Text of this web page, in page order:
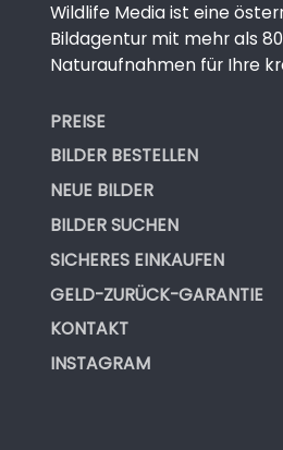
Wildlife Media ist eine
Bildagentur mit mehr als
Naturaufnahmen für Ihre
PREISE
BILDER BESTELLEN
NEUE BILDER
BILDER SUCHEN
SICHERES EINKAUFEN
GELD-ZURÜCK-GARANTIE
KONTAKT
INSTAGRAM